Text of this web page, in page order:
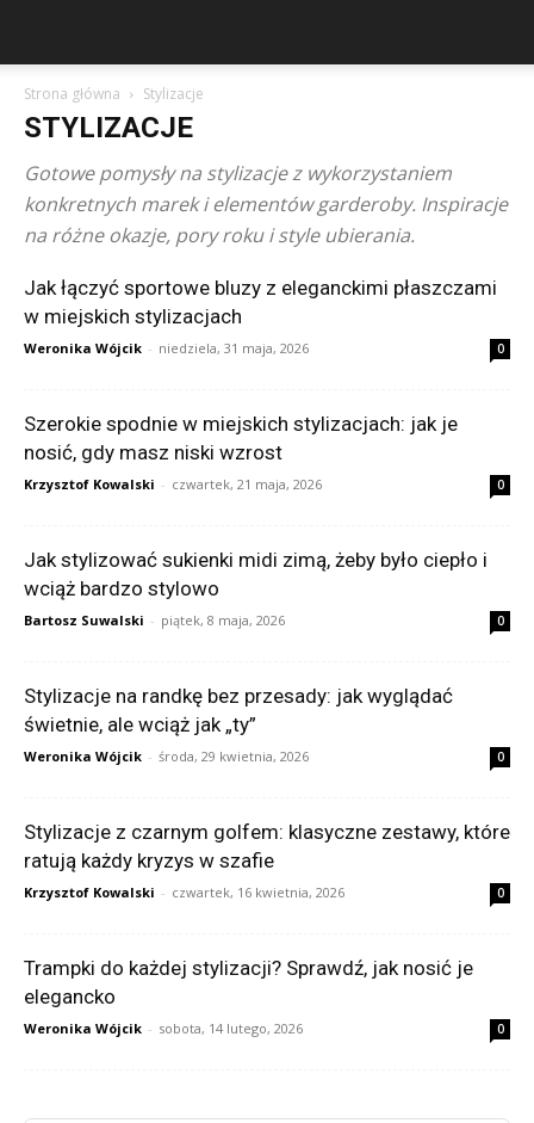
Strona główna Stylizacje
STYLIZACJE
Gotowe pomysły na stylizacje z wykorzystaniem
konkretnych marek i elementów garderoby. Inspiracje
na różne okazje, pory roku i style ubierania.
Jak łączyć sportowe bluzy z eleganckimi płaszczami
w miejskich stylizacjach
Weronika Wójcik - niedziela, 31 maja, 2026 0
Szerokie spodnie w miejskich stylizacjach: jak je
nosić, gdy masz niski wzrost
Krzysztof Kowalski - czwartek, 21 maja, 2026 0
Jak stylizować sukienki midi zimą, żeby było ciepło i
wciąż bardzo stylowo
Bartosz Suwalski - piątek, 8 maja, 2026 0
Stylizacje na randkę bez przesady: jak wyglądać
świetnie, ale wciąż jak „ty”
Weronika Wójcik - środa, 29 kwietnia, 2026 0
Stylizacje z czarnym golfem: klasyczne zestawy, które
ratują każdy kryzys w szafie
Krzysztof Kowalski - czwartek, 16 kwietnia, 2026 0
Trampki do każdej stylizacji? Sprawdź, jak nosić je
elegancko
Weronika Wójcik - sobota, 14 lutego, 2026 0